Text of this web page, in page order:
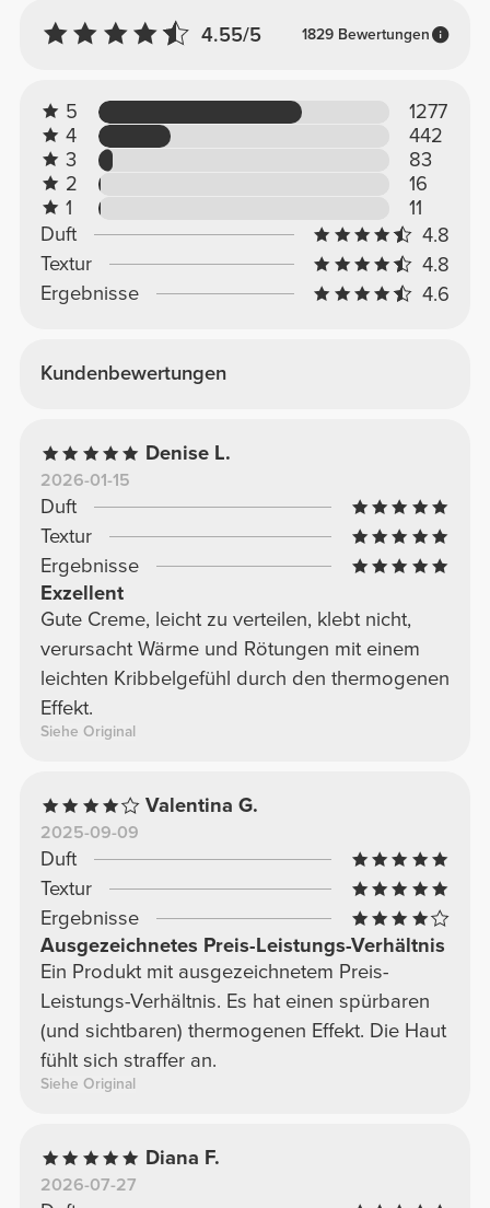
4.55/5 1829 Bewertungen
5
1277
4
442
3
83
2
16
1
11
Duft
4.8
Textur
4.8
Ergebnisse
4.6
Kundenbewertungen
Denise L.
2026-01-15
Duft
Textur
Ergebnisse
Exzellent
Gute Creme, leicht zu verteilen, klebt nicht,
verursacht Wärme und Rötungen mit einem
leichten Kribbelgefühl durch den thermogenen
Effekt.
Siehe Original
Valentina G.
2025-09-09
Duft
Textur
Ergebnisse
Ausgezeichnetes Preis-Leistungs-Verhältnis
Ein Produkt mit ausgezeichnetem Preis-
Leistungs-Verhältnis. Es hat einen spürbaren
(und sichtbaren) thermogenen Effekt. Die Haut
fühlt sich straffer an.
Siehe Original
Diana F.
2026-07-27